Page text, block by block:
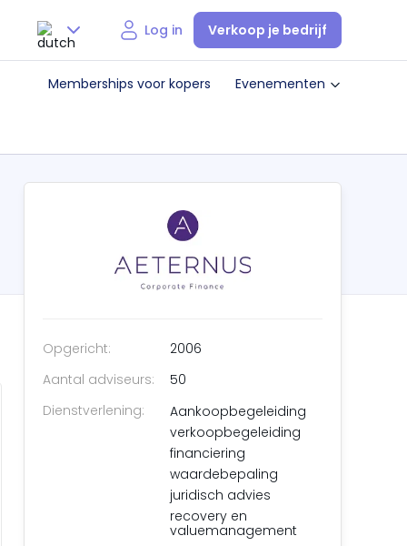
Nederlands
Log in Verkoop je bedrijf
Memberships voor kopers Evenementen
Opgericht:
2006
Aantal adviseurs:
50
Dienstverlening:
Aankoopbegeleiding
verkoopbegeleiding
financiering
waardebepaling
juridisch advies
recovery en
valuemanagement